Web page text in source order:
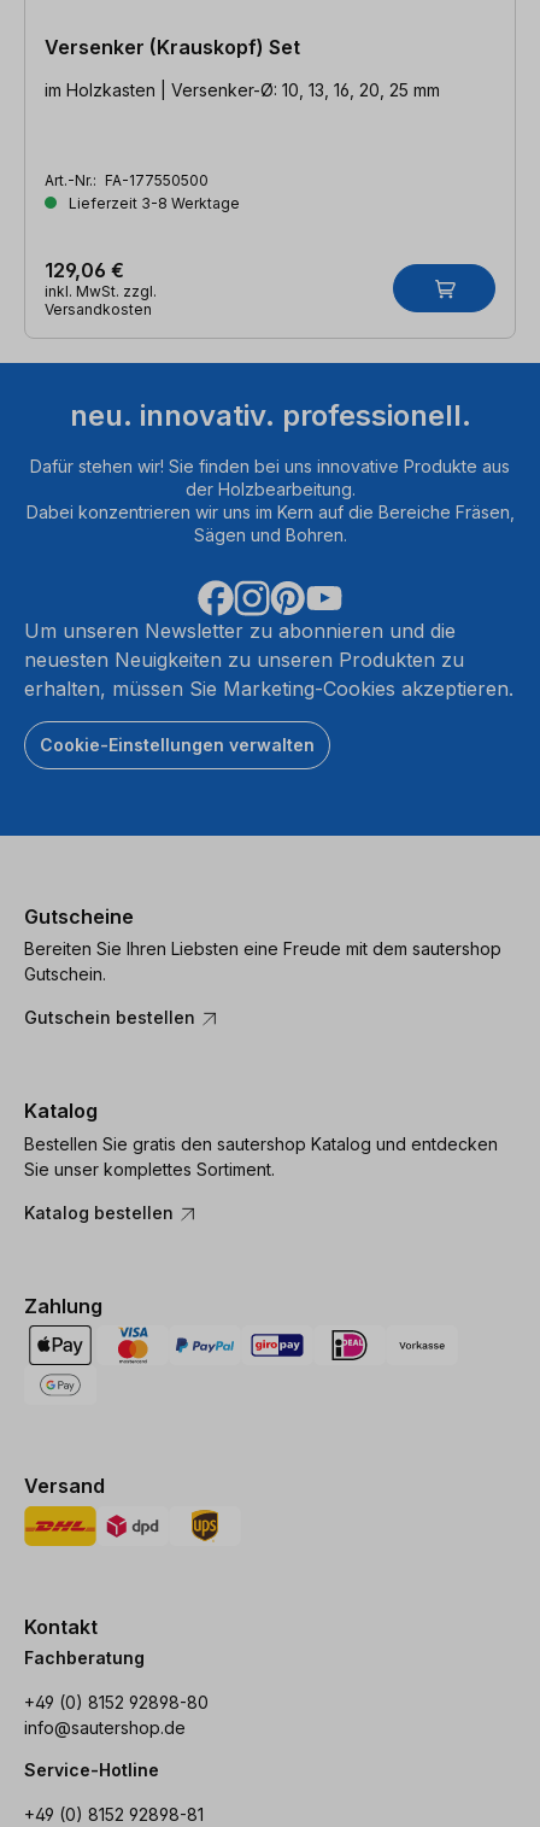
Versenker (Krauskopf) Set
im Holzkasten | Versenker-Ø: 10, 13, 16, 20, 25 mm
Art.-Nr.: FA-177550500
Lieferzeit 3-8 Werktage
129,06 €
inkl. MwSt. zzgl.
Versandkosten
neu. innovativ. professionell.
Dafür stehen wir! Sie finden bei uns innovative Produkte aus
der Holzbearbeitung.
Dabei konzentrieren wir uns im Kern auf die Bereiche Fräsen,
Sägen und Bohren.
Um unseren Newsletter zu abonnieren und die
neuesten Neuigkeiten zu unseren Produkten zu
erhalten, müssen Sie Marketing-Cookies akzeptieren.
Cookie-Einstellungen verwalten
Gutscheine
Bereiten Sie Ihren Liebsten eine Freude mit dem sautershop
Gutschein.
Gutschein bestellen
Katalog
Bestellen Sie gratis den sautershop Katalog und entdecken
Sie unser komplettes Sortiment.
Katalog bestellen
Zahlung
Versand
Kontakt
Fachberatung
+49 (0) 8152 92898-80
info@sautershop.de
Service-Hotline
+49 (0) 8152 92898-81